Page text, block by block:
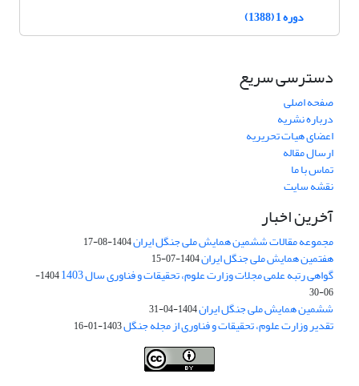
دوره 1 (1388)
دسترسی سریع
صفحه اصلی
درباره نشریه
اعضای هیات تحریریه
ارسال مقاله
تماس با ما
نقشه سایت
آخرین اخبار
مجموعه مقالات ششمین همایش ملی جنگل ایران1404-08-17
هفتمین همایش ملی جنگل ایران1404-07-15
گواهی رتبه علمی مجلات وزارت علوم، تحقیقات و فناوری سال 1403
1404-
06-30
ششمین همایش ملی جنگل ایران1404-04-31
تقدیر وزارت علوم، تحقیقات و فناوری از مجله جنگل1403-01-16